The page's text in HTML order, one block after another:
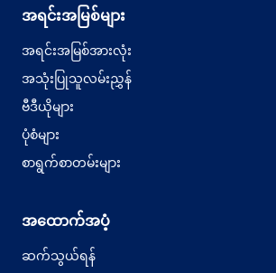
အရင်းအမြစ်များ
အရင်းအမြစ်အားလုံး
အသုံးပြုသူလမ်းညွှန်
ဗီဒီယိုများ
ပုံစံများ
စာရွက်စာတမ်းများ
အထောက်အပံ့
ဆက်သွယ်ရန်